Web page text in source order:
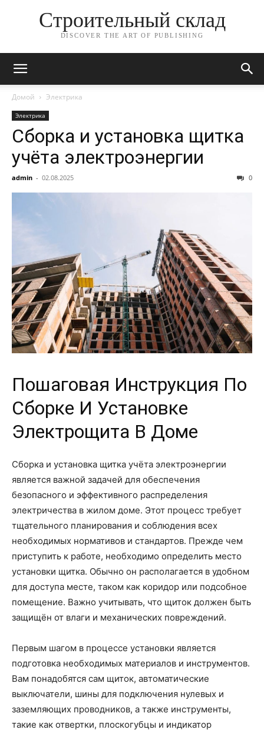
Строительный склад
DISCOVER THE ART OF PUBLISHING
Домой Электрика
Электрика
Сборка и установка щитка
учёта электроэнергии
admin - 02.08.2025 0
Пошаговая Инструкция По
Сборке И Установке
Электрощита В Доме
Сборка и установка щитка учёта электроэнергии
является важной задачей для обеспечения
безопасного и эффективного распределения
электричества в жилом доме. Этот процесс требует
тщательного планирования и соблюдения всех
необходимых нормативов и стандартов. Прежде чем
приступить к работе, необходимо определить место
установки щитка. Обычно он располагается в удобном
для доступа месте, таком как коридор или подсобное
помещение. Важно учитывать, что щиток должен быть
защищён от влаги и механических повреждений.
Первым шагом в процессе установки является
подготовка необходимых материалов и инструментов.
Вам понадобятся сам щиток, автоматические
выключатели, шины для подключения нулевых и
заземляющих проводников, а также инструменты,
такие как отвертки, плоскогубцы и индикатор